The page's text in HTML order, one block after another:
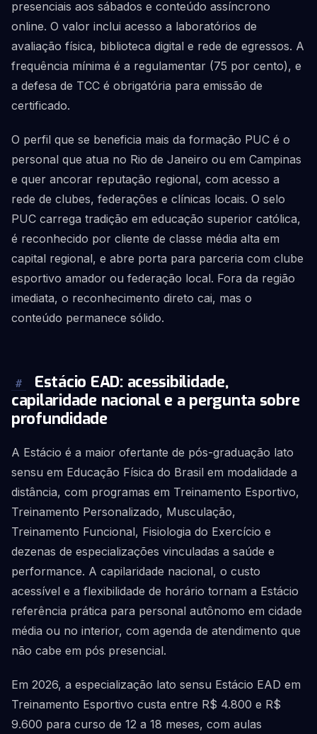
presenciais aos sábados e conteúdo assíncrono
online. O valor inclui acesso a laboratórios de
avaliação física, biblioteca digital e rede de egressos. A
frequência mínima é a regulamentar (75 por cento), e
a defesa de TCC é obrigatória para emissão de
certificado.
O perfil que se beneficia mais da formação PUC é o
personal que atua no Rio de Janeiro ou em Campinas
e quer ancorar reputação regional, com acesso a
rede de clubes, federações e clínicas locais. O selo
PUC carrega tradição em educação superior católica,
é reconhecido por cliente de classe média alta em
capital regional, e abre porta para parceria com clube
esportivo amador ou federação local. Fora da região
imediata, o reconhecimento direto cai, mas o
conteúdo permanece sólido.
#
Estácio EAD: acessibilidade,
capilaridade nacional e a pergunta sobre
profundidade
A Estácio é a maior ofertante de pós-graduação lato
sensu em Educação Física do Brasil em modalidade a
distância, com programas em Treinamento Esportivo,
Treinamento Personalizado, Musculação,
Treinamento Funcional, Fisiologia do Exercício e
dezenas de especializações vinculadas a saúde e
performance. A capilaridade nacional, o custo
acessível e a flexibilidade de horário tornam a Estácio
referência prática para personal autônomo em cidade
média ou no interior, com agenda de atendimento que
não cabe em pós presencial.
Em 2026, a especialização lato sensu Estácio EAD em
Treinamento Esportivo custa entre R$ 4.800 e R$
9.600 para curso de 12 a 18 meses, com aulas